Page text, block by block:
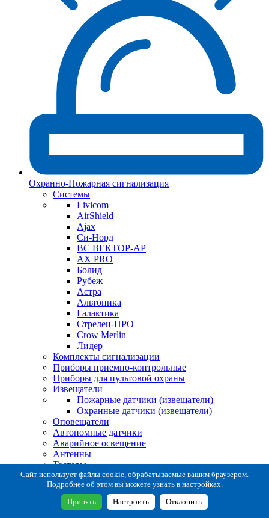
Охранно-Пожарная сигнализация
Системы
Livicom
AirShield
Ajax
Си-Норд
ВС ВЕКТОР-АР
AX PRO
Болид
Рубеж
Астра
Альтоника
Галактика
Стрелец-ПРО
Crow Merlin
Лидер
Комплекты сигнализации
Приборы приемно-контрольные
Приборы для пультовой охраны
Извещатели
Пожарные датчики (извещатели)
Охранные датчики (извещатели)
Оповещатели
Автономные датчики
Аварийное освещение
Антенны
Тестеры
Система сбора извещений
Расходные и монтажные материалы
Коробки коммутационные
Кронштейны для извещателей
Сайт использует файлы cookie, обрабатываемые вашим браузером.
Подробнее об этом вы можете узнать в настройках.
Принять Настроить Отклонить